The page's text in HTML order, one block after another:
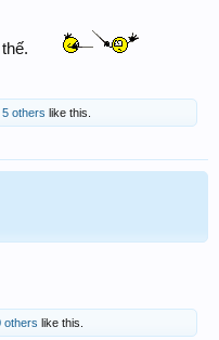
5 others like this.
others like this.